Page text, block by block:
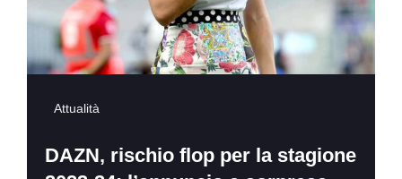
Attualità
DAZN, rischio flop per la stagione